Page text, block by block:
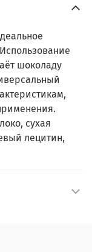
шоколаду
сухая
лецитин,